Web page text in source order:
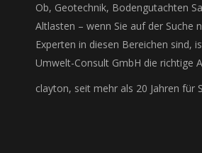
Ob, Geotechnik, Bodengutachten
Altlasten – wenn Sie auf der Suche
Experten in diesen Bereichen sind,
Umwelt-Consult GmbH die richtige
clayton, seit mehr als 20 Jahren für